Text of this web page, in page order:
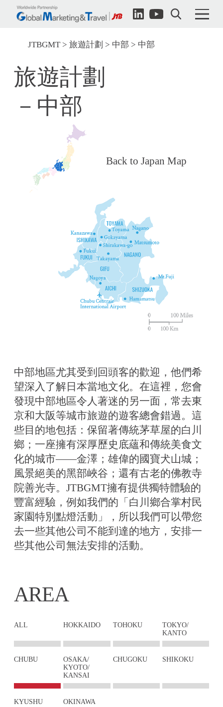
JTBGMT 旅遊計劃 中部 中部
旅遊計劃
－中部
Back to Japan Map
中部地區尤其受到回頭客的歡迎，他們希
望深入了解日本當地文化。在這裡，您會
發現中部地區令人著迷的另一面，常去東
京和大阪等城市旅遊的遊客總會錯過。這
些目的地包括：保留著傳統茅草屋的白川
鄉；一座擁有深厚歷史底蘊和傳統美食文
化的城市——金澤；雄偉的國寶犬山城；
風景絕美的黑部峽谷；還有古老的佛教寺
院善光寺。JTBGMT擁有提供獨特體驗的
豐富經驗，例如我們的「白川鄉合掌村民
家園特別點燈活動」，所以我們可以帶您
去一些其他公司不能到達的地方，安排一
些其他公司無法安排的活動。
AREA
ALL HOKKAIDO TOHOKU
TOKYO/
KANTO
CHUBU
OSAKA/
KYOTO/
KANSAI
CHUGOKU SHIKOKU
KYUSHU OKINAWA